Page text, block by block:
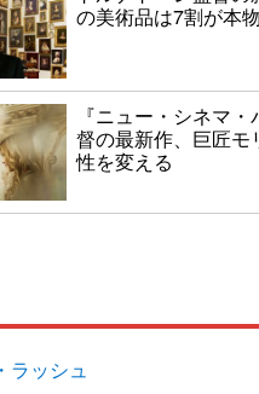
の美術品は7割が本物
『ニュー・シネマ
督の最新作、巨匠モ
性を変える
ラッシュ